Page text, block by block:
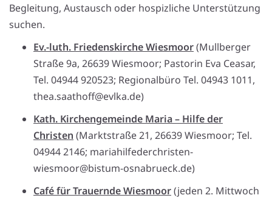
Begleitung, Austausch oder hospizliche Unterstützung
suchen.
Ev.-luth. Friedenskirche Wiesmoor(Mullberger
Straße 9a, 26639 Wiesmoor; Pastorin Eva Ceasar,
Tel. 04944 920523; Regionalbüro Tel. 04943 1011,
thea.saathoff@evlka.de)
Kath. Kirchengemeinde Maria – Hilfe der
Christen (Marktstraße 21, 26639 Wiesmoor; Tel.
04944 2146; mariahilfederchristen-
wiesmoor@bistum-osnabrueck.de)
Café für Trauernde Wiesmoor(jeden 2. Mittwoch